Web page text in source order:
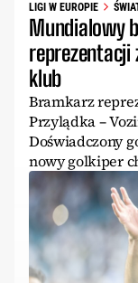
LIGI W EUROPIE
Mundialowy
reprezentacji
klub
Bramkarz
Przylądka –
Doświadczony
nowy golkiper